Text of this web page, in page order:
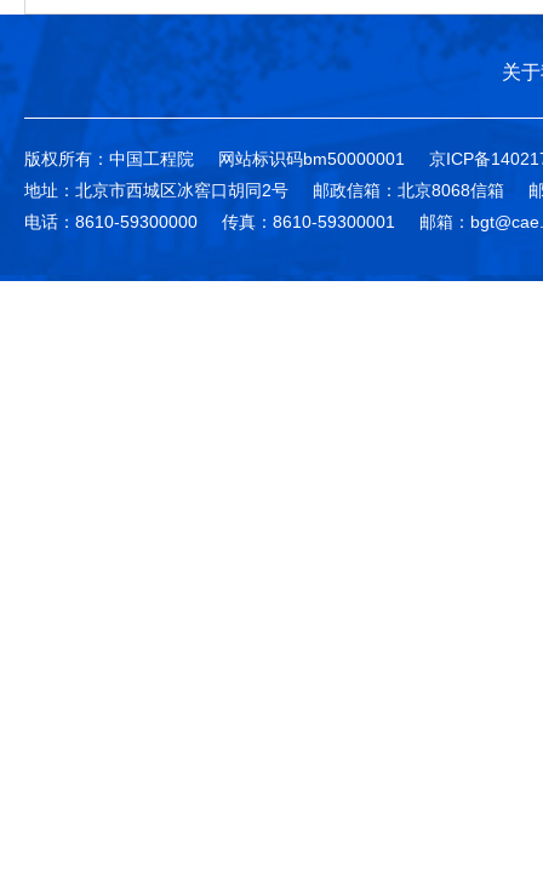
关
版权所有：中国工程院 网站标识码bm50000001
京ICP备
地址：北京市西城区冰窖口胡同2号
邮政信箱：北京8068信箱
电话：8610-59300000
传真：8610-59300001 邮箱：